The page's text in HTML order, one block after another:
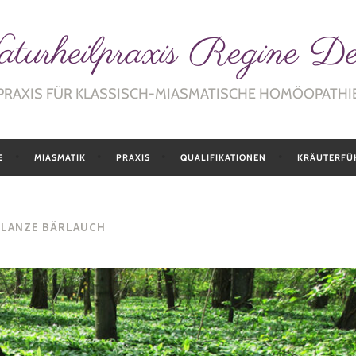
Regine
FÜR KLASSISCH-MIASMATISCHE
MIASMATIK PRAXIS QUALIFIKATIONEN
BÄRLAUCH